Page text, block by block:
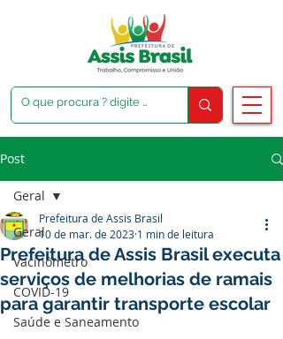
Post
Geral
Vacinômetro
COVID-19
Saúde e Saneamento
Geral
Prefeitura de Assis Brasil executa
serviços de melhorias de ramais
para garantir transporte escolar
Prefeitura de Assis Brasil
10 de mar. de 2023 1 min de leitura